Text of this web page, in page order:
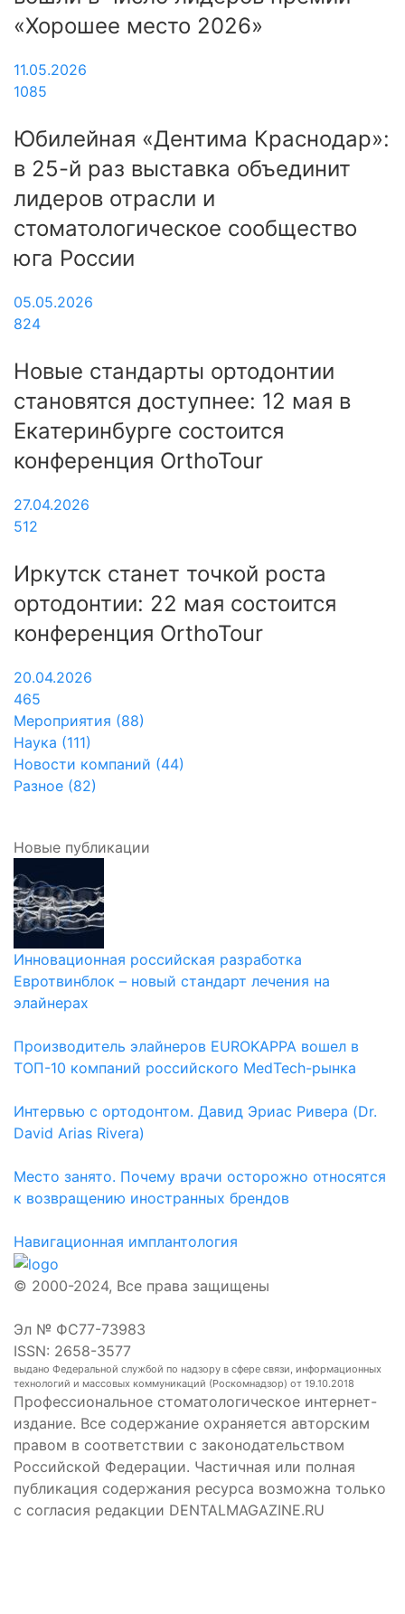
«Хорошее место 2026»
11.05.2026
1085
Юбилейная «Дентима Краснодар»:
в 25-й раз выставка объединит
лидеров отрасли и
стоматологическое сообщество
юга России
05.05.2026
824
Новые стандарты ортодонтии
становятся доступнее: 12 мая в
Екатеринбурге состоится
конференция OrthoTour
27.04.2026
512
Иркутск станет точкой роста
ортодонтии: 22 мая состоится
конференция OrthoTour
20.04.2026
465
Мероприятия (88)
Наука (111)
Новости компаний (44)
Разное (82)
Новые публикации
Инновационная российская разработка
Евротвинблок – новый стандарт лечения на
элайнерах
Производитель элайнеров EUROKAPPA вошел в
ТОП-10 компаний российского MedTech-рынка
Интервью с ортодонтом. Давид Эриас Ривера (Dr.
David Arias Rivera)
Место занято. Почему врачи осторожно относятся
к возвращению иностранных брендов
Навигационная имплантология
© 2000-2024, Все права защищены
Эл № ФС77-73983
ISSN: 2658-3577
выдано Федеральной службой по надзору в сфере связи, информационных
технологий и массовых коммуникаций (Роскомнадзор) от 19.10.2018
Профессиональное стоматологическое интернет-
издание. Все содержание охраняется авторским
правом в соответствии с законодательством
Российской Федерации. Частичная или полная
публикация содержания ресурса возможна только
с согласия редакции DENTALMAGAZINE.RU